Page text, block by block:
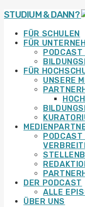
STUDIUM & DANN?
FÜR SCHULEN
FÜR
FÜR
UNSERE
DER PODCAST
ALLE
ÜBER UNS